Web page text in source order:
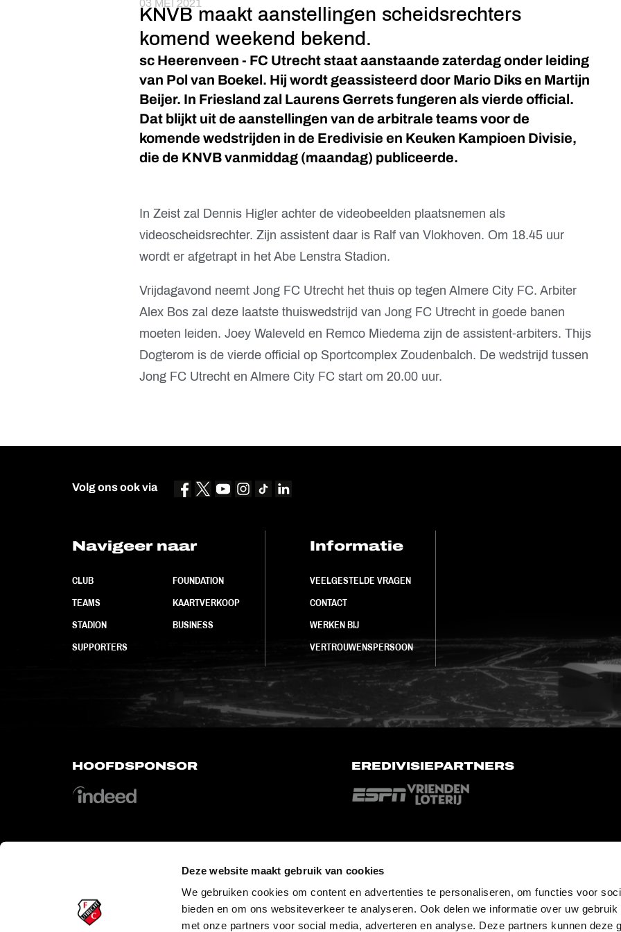
Deze website maakt gebruik van cookies
We gebruiken cookies om content en advertenties te personaliseren, om functies voor
bieden en om ons websiteverkeer te analyseren. Ook delen we informatie over uw
met onze partners voor social media, adverteren en analyse. Deze partners kunnen deze
03 MEI 2021
KNVB maakt aanstellingen scheidsrechters
komend weekend bekend.
sc Heerenveen - FC Utrecht staat aanstaande zaterdag onder leiding
van Pol van Boekel. Hij wordt geassisteerd door Mario Diks en Martijn
Beijer. In Friesland zal Laurens Gerrets fungeren als vierde official.
Dat blijkt uit de aanstellingen van de arbitrale teams voor de
komende wedstrijden in de Eredivisie en Keuken Kampioen Divisie,
die de KNVB vanmiddag (maandag) publiceerde.
In Zeist zal Dennis Higler achter de videobeelden plaatsnemen als
videoscheidsrechter. Zijn assistent daar is Ralf van Vlokhoven. Om 18.45 uur
wordt er afgetrapt in het Abe Lenstra Stadion.
Vrijdagavond neemt Jong FC Utrecht het thuis op tegen Almere City FC. Arbiter
Alex Bos zal deze laatste thuiswedstrijd van Jong FC Utrecht in goede banen
moeten leiden. Joey Waleveld en Remco Miedema zijn de assistent-arbiters. Thijs
Dogterom is de vierde official op Sportcomplex Zoudenbalch. De wedstrijd tussen
Jong FC Utrecht en Almere City FC start om 20.00 uur.
Volg ons ook via
Navigeer naar
CLUB
TEAMS
STADION
SUPPORTERS
FOUNDATION
KAARTVERKOOP
BUSINESS
Informatie
VEELGESTELDE VRAGEN
CONTACT
WERKEN BIJ
VERTROUWENSPERSOON
HOOFDSPONSOR EREDIVISIEPARTNERS
OFFICIAL PARTNERS